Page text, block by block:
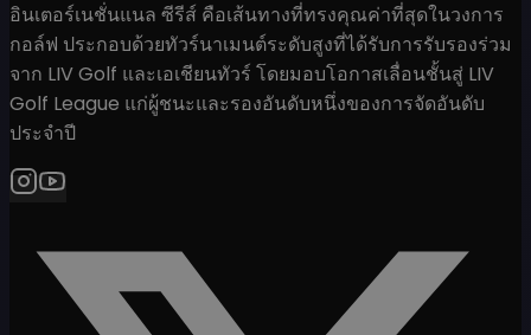
อินเตอร์เนชั่นแนล ซีรีส์ คือเส้นทางที่ทรงคุณค่าที่สุดในวงการ
กอล์ฟ ประกอบด้วยทัวร์นาเมนต์ระดับสูงที่ได้รับการรับรองร่วม
จาก LIV Golf และเอเชียนทัวร์ โดยมอบโอกาสเลื่อนชั้นสู่ LIV
Golf League แก่ผู้ชนะและรองอันดับหนึ่งของการจัดอันดับ
ประจำปี